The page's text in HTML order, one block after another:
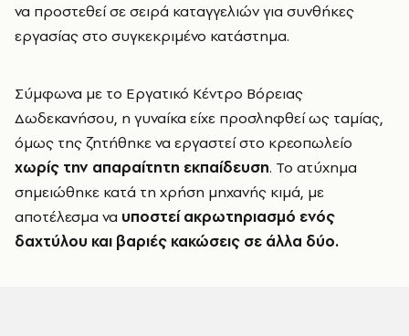
να προστεθεί σε σειρά καταγγελιών για συνθήκες
εργασίας στο συγκεκριμένο κατάστημα.
Σύμφωνα με το Εργατικό Κέντρο Βόρειας
Δωδεκανήσου, η γυναίκα είχε προσληφθεί ως ταμίας,
όμως της ζητήθηκε να εργαστεί στο κρεοπωλείο
χωρίς την απαραίτητη εκπαίδευση. Το ατύχημα
σημειώθηκε κατά τη χρήση μηχανής κιμά, με
αποτέλεσμα να υποστεί ακρωτηριασμό ενός
δαχτύλου και βαριές κακώσεις σε άλλα δύο.